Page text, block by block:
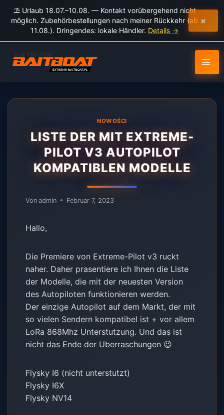
⛱️ Urlaub 18.07.–10.08. — Kontakt vorübergehend nicht
möglich. Zubehörbestellungen nach meiner Rückkehr (ab
11.08.). Dringendes: lokale Händler. Details →
×
Inhalt
springen
NOWOŚCI
LISTE DER MIT EXTREME-
PILOT V3 AUTOPILOT
KOMPATIBLEN MODELLE
Von admin Februar 7, 2023
Hallo,
Die Premiere von Extreme-Pilot v3 ruckt
naher. Daher prasentiere ich Ihnen die Liste
der Modelle, die mit der neuesten Version
des Autopiloten funktionieren werden.
Der einzige Autopilot auf dem Markt, der mit
so vielen Sendern kompatibel ist + vor allem
LoRa 868Mhz Unterstutzung. Und das ist
nicht das Ende der Uberraschungen 😉
Flysky I6 (nicht unterstutzt)
Flysky I6X
Flysky NV14